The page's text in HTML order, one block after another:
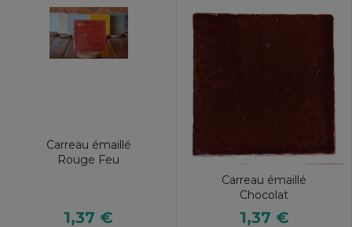
Carreau émaillé
Rouge Feu
1,37 €
Carreau émaillé
Chocolat
1,37 €